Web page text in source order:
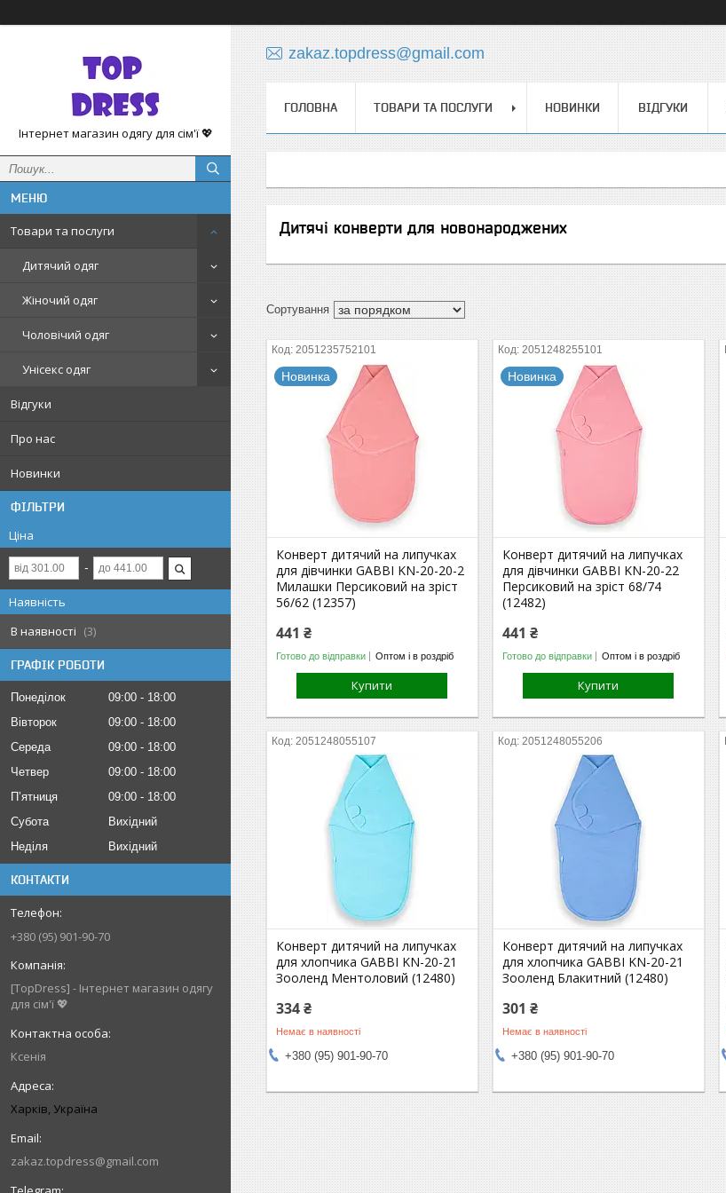
Інтернет магазин одягу для сім'ї 💖
Товари та послуги
Дитячий одяг
Жіночий одяг
Чоловічий одяг
Унісекс одяг
Відгуки
Про нас
Новинки
ФІЛЬТРИ
Ціна
Наявність
В наявності
3
ГРАФІК РОБОТИ
Понеділок 09:00
18:00
Вівторок
09:00
18:00
Середа
09:00
18:00
Четвер
09:00
18:00
Пʼятниця
09:00
18:00
Субота
Вихідний
Неділя
Вихідний
КОНТАКТИ
+380 (95) 901-90-70
[TopDress] - Інтернет магазин одягу
для сім'ї 💖
Ксенія
Харків, Україна
zakaz.topdress@gmail.com
zakaz.topdress@gmail.com
ГОЛОВНА ТОВАРИ ТА ПОСЛУГИ НОВИНКИ ВІДГУКИ
Дитячі конверти для новонароджених
2051235752101
Новинка
Конверт дитячий на липучках
для дівчинки GABBI KN-20-20-2
Милашки Персиковий на зріст
56/62 (12357)
441 ₴
Готово до відправки Оптом і в роздріб
Купити
2051248255101
Новинка
Конверт дитячий на липучках
для дівчинки GABBI KN-20-22
Персиковий на зріст 68/74
(12482)
441 ₴
Готово до відправки Оптом і в роздріб
Купити
2051248055107
Конверт дитячий на липучках
для хлопчика GABBI KN-20-21
Зооленд Ментоловий (12480)
334 ₴
Немає в наявності
+380 (95) 901-90-70
2051248055206
Конверт дитячий на липучках
для хлопчика GABBI KN-20-21
Зооленд Блакитний (12480)
301 ₴
Немає в наявності
+380 (95) 901-90-70